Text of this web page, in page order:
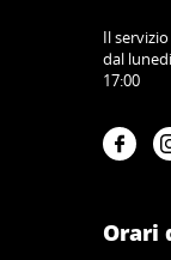
Il
dal
17:00
Orari